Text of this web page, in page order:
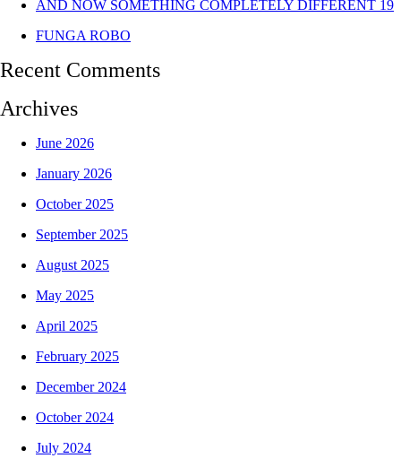
AND NOW SOMETHING COMPLETELY DIFFERENT 19
FUNGA ROBO
Recent Comments
Archives
June 2026
January 2026
October 2025
September 2025
August 2025
May 2025
April 2025
February 2025
December 2024
October 2024
July 2024